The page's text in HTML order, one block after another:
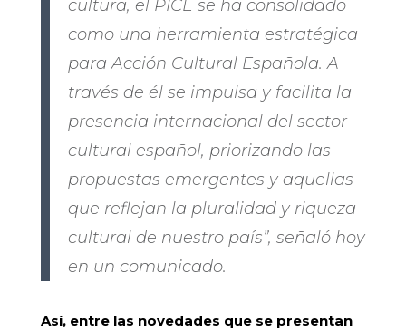
cultura, el PICE se ha consolidado
como una herramienta estratégica
para Acción Cultural Española. A
través de él se impulsa y facilita la
presencia internacional del sector
cultural español, priorizando las
propuestas emergentes y aquellas
que reflejan la pluralidad y riqueza
cultural de nuestro país”, señaló hoy
en un comunicado.
Así, entre las novedades que se presentan